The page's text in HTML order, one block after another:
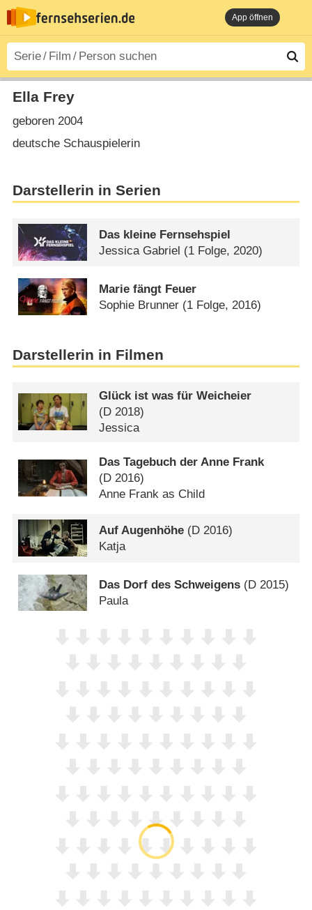
App öffnen
Ella Frey
geboren 2004
deutsche Schauspielerin
Darstellerin in Serien
Das kleine Fernsehspiel
Jessica Gabriel (1 Folge, 2020)
Marie fängt Feuer
Sophie Brunner (1 Folge, 2016)
Darstellerin in Filmen
Glück ist was für Weicheier
(D 2018)
Jessica
Das Tagebuch der Anne Frank
(D 2016)
Anne Frank as Child
Auf Augenhöhe (D 2016)
Katja
Das Dorf des Schweigens (D 2015)
Paula